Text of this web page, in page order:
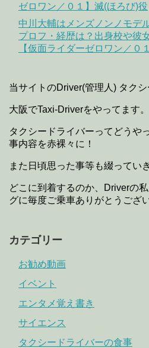
ゼロワン／０１】滅(ほろび)役
中川大輔はメンズノンノモデ
プロフ・経歴は？出身校や彼
【仮面ライダーゼロワン／０
当サイトのDriver(管理人) タクシ
大阪でTaxi-Driverをやってます。
タクシードライバーってどうや
事内容を赤裸々に！
また日頃思った事等も綴ってい
どこに到着するのか、Driverの
グに毎度ご乗車ありがとうござ
カテゴリー
お勧め動画
イベント
エンタメ覚え書き
サイエンス
タクシードライバーの食事